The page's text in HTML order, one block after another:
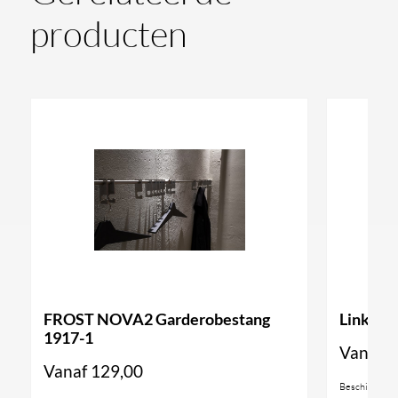
producten
FROST NOVA2 Garderobestang
1917-1
Vanaf 129,00
Linki
Vanaf
Beschikbaar